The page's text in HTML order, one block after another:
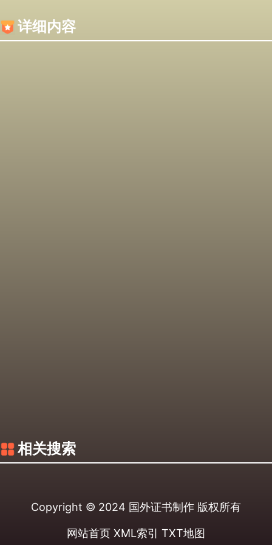
详细内容
相关搜索
Copyright © 2024 国外证书制作 版权所有
网站首页 XML索引 TXT地图